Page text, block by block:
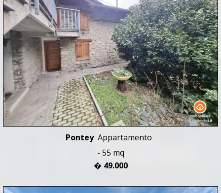
PonteyAppartamento
- 55 mq
� 49.000